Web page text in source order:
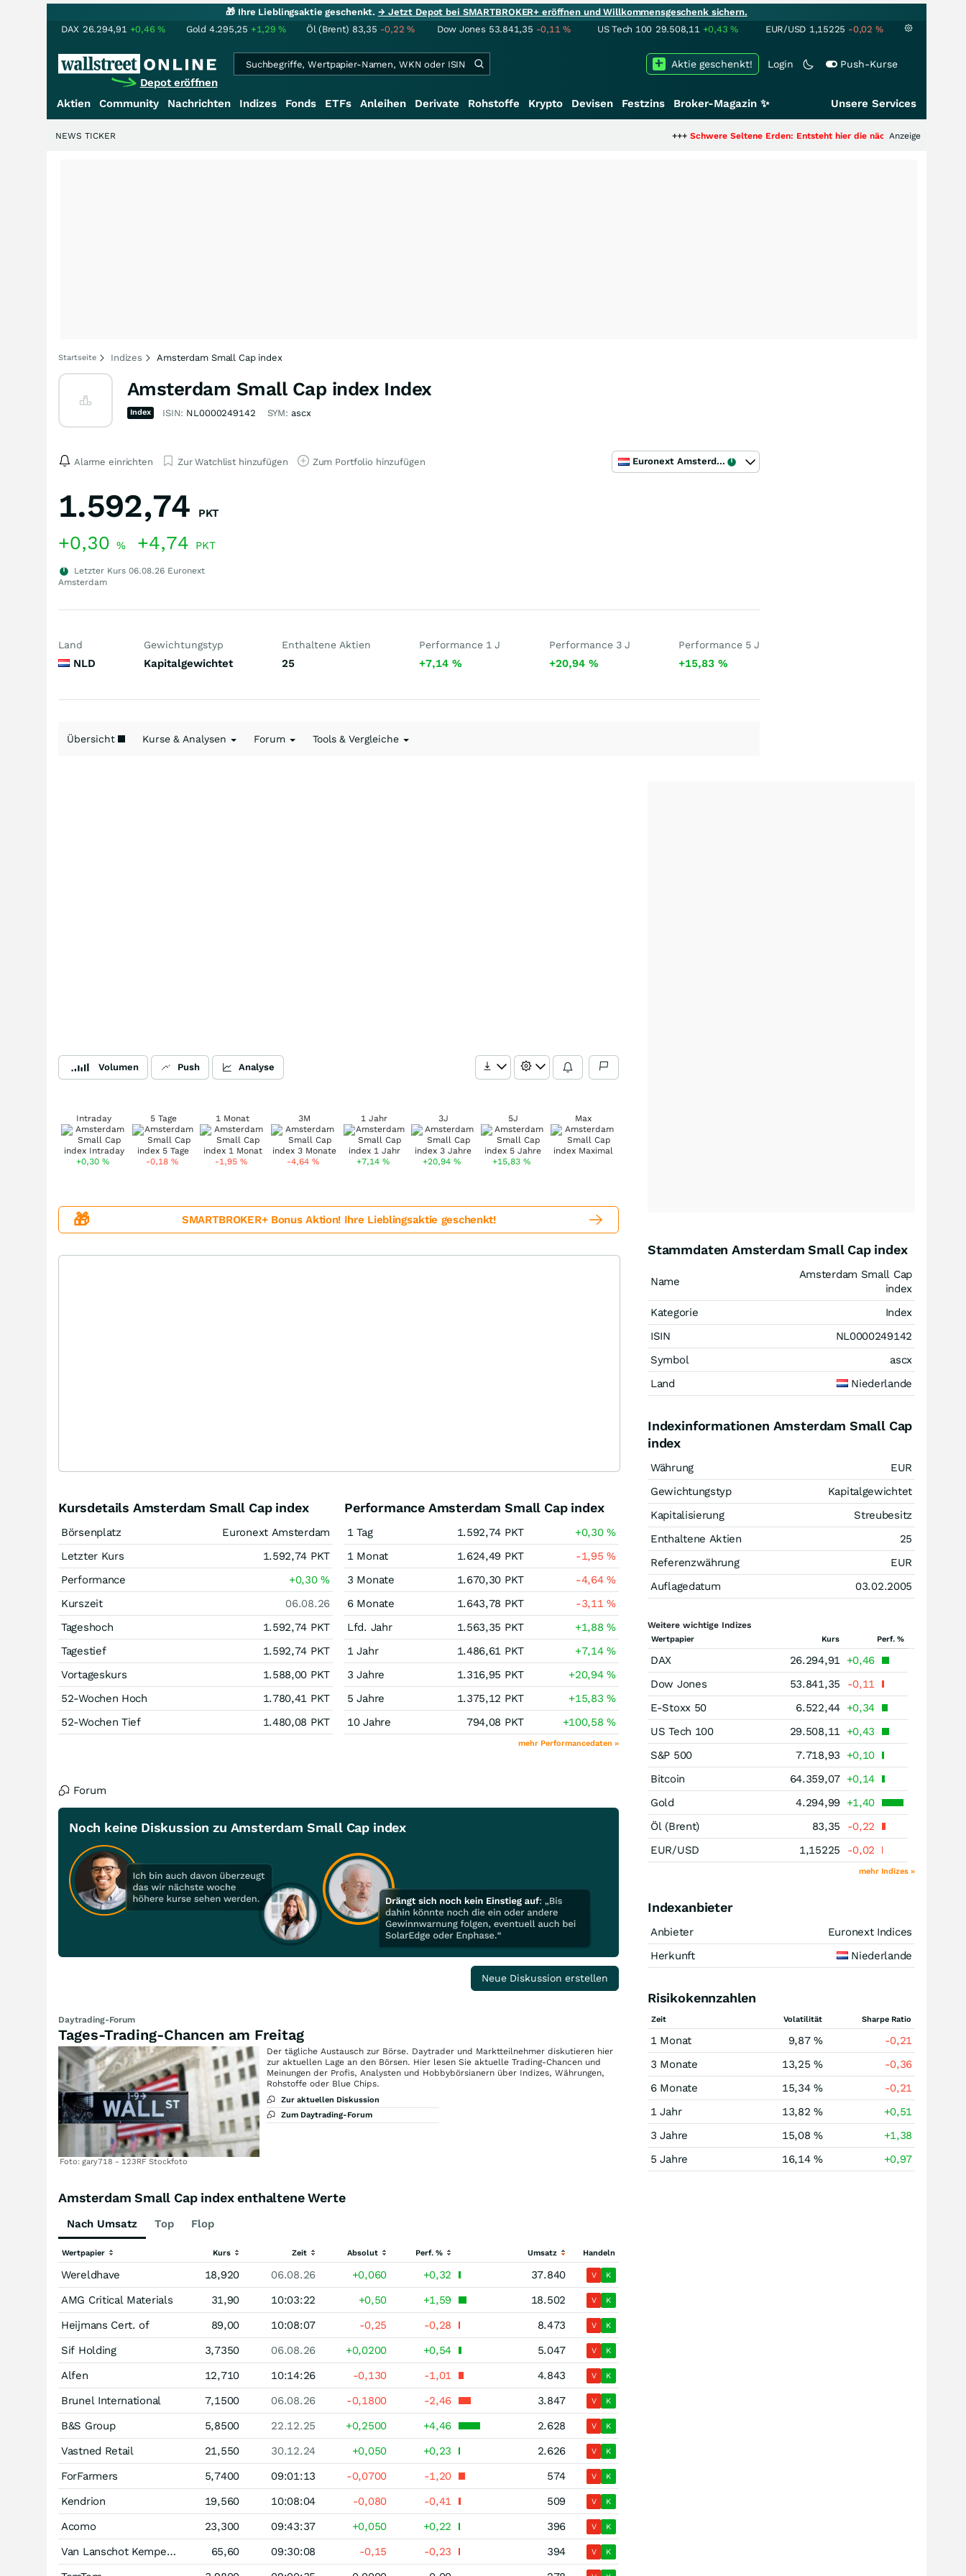
🎁 Ihre Lieblingsaktie geschenkt.→ Jetzt Depot bei SMARTBROKER+ eröffnen und Willkommensgeschenk sichern.
DAX 26.294,91 +0,46% Gold 4.295,25 +1,29% Öl (Brent) 83,35 -0,22% Dow Jones 53.841,35 -0,11% US Tech 100 29.508,11 +0,43% EUR/USD 1,15225 -0,02 %
Depot eröffnen
Login Push-Kurse
Aktie geschenkt!
Aktien Community Nachrichten Indizes Fonds ETFs Anleihen Derivate Rohstoffe Krypto Devisen Festzins Broker-Magazin ✨ Unsere Services
Schwere Seltene Erden: Entsteht hier die nächste Milliardenstory?
Anzeige
NEWS TICKER
Startseite Indizes Amsterdam Small Cap index
Amsterdam Small Cap index Index
Index ISIN: NL0000249142 SYM: ascx
Alarme einrichten Zur Watchlist hinzufügen Zum Portfolio hinzufügen Euronext Amsterdam
1.592,74 PKT
+0,30 % +4,74 PKT
Letzter Kurs 06.08.26 Euronext
Amsterdam
Land
NLD
Gewichtungstyp
Kapitalgewichtet
Enthaltene Aktien
25
Performance 1 J
+7,14%
Performance 3 J
+20,94 %
Performance 5 J
+15,83 %
Übersicht Kurse & Analysen Forum Tools & Vergleiche
Volumen Push Analyse
Intraday
+0,30 %
5 Tage
-0,18 %
1 Monat
-1,95%
3M
-4,64 %
1 Jahr
+7,14 %
3J
+20,94%
5J
+15,83%
Max
🎁 SMARTBROKER+ Bonus Aktion! Ihre Lieblingsaktie geschenkt!
Kursdetails Amsterdam Small Cap index
Börsenplatz
Euronext Amsterdam
Letzter Kurs
1.592,74 PKT
Performance
+0,30%
Kurszeit
06.08.26
Tageshoch
1.592,74 PKT
Tagestief
1.592,74 PKT
Vortageskurs
1.588,00 PKT
52-Wochen Hoch
1.780,41 PKT
52-Wochen Tief
1.480,08 PKT
Performance Amsterdam Small Cap index
1 Tag 1.592,74 PKT +0,30%
1 Monat
1.624,49 PKT -1,95%
3 Monate
1.670,30 PKT -4,64%
6 Monate
1.643,78 PKT -3,11%
Lfd. Jahr
1.563,35 PKT +1,88%
1 Jahr
1.486,61 PKT +7,14%
3 Jahre
1.316,95 PKT +20,94%
5 Jahre
1.375,12 PKT +15,83%
10 Jahre
794,08 PKT +100,58%
mehr Performancedaten »
Forum
Noch keine Diskussion zu Amsterdam Small Cap index
Neue Diskussion erstellen
Daytrading-Forum
Tages-Trading-Chancen am Freitag
Foto: gary718 - 123RF Stockfoto
Der tägliche Austausch zur Börse. Daytrader und Marktteilnehmer diskutieren hier
zur aktuellen Lage an den Börsen. Hier lesen Sie aktuelle Trading-Chancen und
Meinungen der Profis, Analysten und Hobbybörsianern über Indizes, Währungen,
Rohstoffe oder Blue Chips.
Zur aktuellen Diskussion
Zum Daytrading-Forum
Amsterdam Small Cap index enthaltene Werte
Nach Umsatz Top Flop
Wertpapier Kurs Zeit Absolut Perf. % Umsatz Handeln
Wereldhave 18,920 06.08.26 +0,060 +0,32 37.840 V K
AMG Critical Materials 31,90 10:03:22 +0,50 +1,59 18.502 V K
Heijmans Cert. of 89,00 10:08:07 -0,25 -0,28 8.473 V K
Sif Holding 3,7350 06.08.26 +0,0200 +0,54 5.047 V K
Alfen 12,710 10:14:26 -0,130 -1,01 4.843 V K
Brunel International 7,1500 06.08.26 -0,1800 -2,46 3.847 V K
B&S Group 5,8500 22.12.25 +0,2500 +4,46 2.628 V K
Vastned Retail 21,550 30.12.24 +0,050 +0,23 2.626 V K
ForFarmers 5,7400 09:01:13 -0,0700 -1,20 574 V K
Kendrion 19,560 10:08:04 -0,080 -0,41 509 V K
Acomo 23,300 09:43:37 +0,050 +0,22 396 V K
Van Lanschot Kempen cert. of 65,60 09:30:08 -0,15 -0,23 394 V K
Stammdaten Amsterdam Small Cap index
Name
Amsterdam Small Cap
index
Kategorie
Index
ISIN
NL0000249142
Symbol
ascx
Land
Niederlande
Indexinformationen Amsterdam Small Cap
index
Währung
EUR
Gewichtungstyp
Kapitalgewichtet
Kapitalisierung
Streubesitz
Enthaltene Aktien
25
Referenzwährung
EUR
Auflagedatum
03.02.2005
Weitere wichtige Indizes
Wertpapier Kurs Perf. %
DAX 26.294,91 +0,46
Dow Jones
53.841,35
-0,11
E-Stoxx 50
6.522,44 +0,34
US Tech 100
29.508,11 +0,43
S&P 500
7.718,93
+0,10
Bitcoin
64.359,07 +0,14
Gold
4.294,99
+1,40
Öl (Brent)
83,35
-0,22
EUR/USD
1,15225 -0,02
mehr Indizes »
Indexanbieter
Anbieter
Euronext Indices
Herkunft
Niederlande
Risikokennzahlen
Zeit Volatilität Sharpe Ratio
1 Monat 9,87 %
-0,21
3 Monate
13,25 %
-0,36
6 Monate
15,34 %
-0,21
1 Jahr
13,82 %
+0,51
3 Jahre
15,08 %
+1,38
5 Jahre
16,14 % +0,97